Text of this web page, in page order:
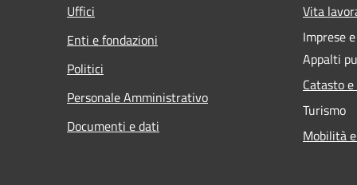
Uffici
Enti e fondazioni
Politici
Personale Amministrativo
Documenti e dati
Vita
Imprese
Appalti
Catasto
Turismo
Mobilità